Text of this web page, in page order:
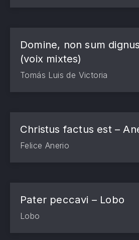
Domine, non sum
(voix mixtes)
Tomás Luis de Victoria
Christus factus est –
Felice Anerio
Pater peccavi – Lobo
Lobo